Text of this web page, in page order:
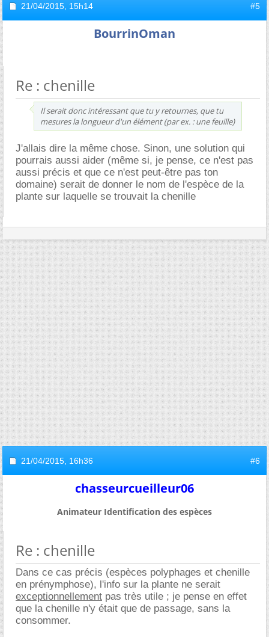
21/04/2015, 15h14 #5
BourrinOman
Re : chenille
Il serait donc intéressant que tu y retournes, que tu
mesures la longueur d'un élément (par ex. : une feuille)
J'allais dire la même chose. Sinon, une solution qui
pourrais aussi aider (même si, je pense, ce n'est pas
aussi précis et que ce n'est peut-être pas ton
domaine) serait de donner le nom de l'espèce de la
plante sur laquelle se trouvait la chenille
21/04/2015, 16h36 #6
chasseurcueilleur06
Animateur Identification des espèces
Re : chenille
Dans ce cas précis (espèces polyphages et chenille
en prénymphose), l'info sur la plante ne serait
exceptionnellement pas très utile ; je pense en effet
que la chenille n'y était que de passage, sans la
consommer.